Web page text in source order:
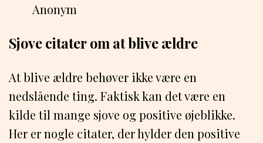
Anonym
Sjove citater om at blive ældre
At blive ældre behøver ikke være en
nedslående ting. Faktisk kan det være en
kilde til mange sjove og positive øjeblikke.
Her er nogle citater, der hylder den positive